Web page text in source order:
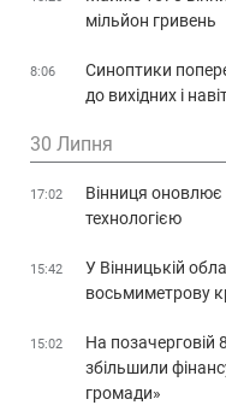
мільйон гривень
8:06
Синоптики
до вихідних і
30 Липня
17:02
Вінниця оновлює
технологією
15:42
У Вінницькій
восьмиметрову
15:02
На позачерговій
збільшили
громади»